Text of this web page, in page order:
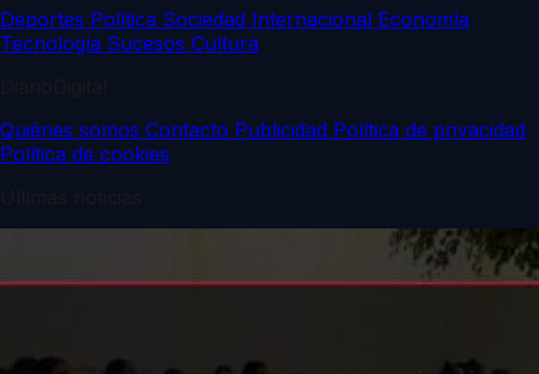
Deportes Política Sociedad Internacional Economía
Tecnología Sucesos Cultura
Quiénes somos Contacto Publicidad Política de privacidad
Política de cookies